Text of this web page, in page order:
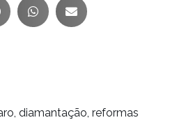
diamantação, reformas